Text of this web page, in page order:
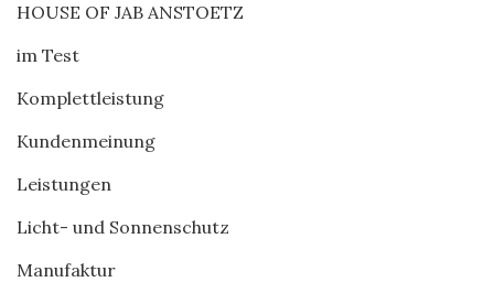
HOUSE OF JAB ANSTOETZ
im Test
Komplettleistung
Kundenmeinung
Leistungen
Licht- und Sonnenschutz
Manufaktur